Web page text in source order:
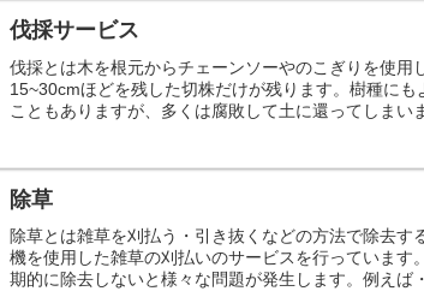
伐採サービス
伐採とは木を根元からチェーンソーやのこぎりを使用
15~30cmほどを残した切株だけが残ります。樹種に
こともありますが、多くは腐敗して土に還ってしまい
除草
除草とは雑草を刈払う・引き抜くなどの方法で除去
機を使用した雑草の刈払いのサービスを行っています
期的に除去しないと様々な問題が発生します。例えば